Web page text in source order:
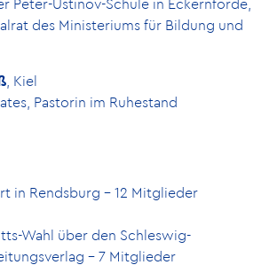
Peter-Ustinov-Schule in Eckernförde,
des Ministeriums für Bildung und
, Kiel
Pastorin im Ruhestand
in Rendsburg - 12 Mitglieder
Wahl über den Schleswig-
- 7 Mitglieder